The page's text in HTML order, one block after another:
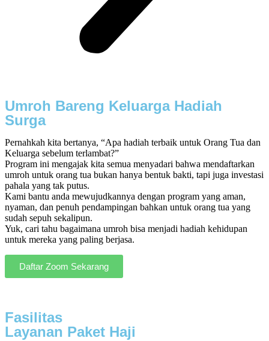
Umroh Bareng Keluarga Hadiah
Surga
Pernahkah kita bertanya, “Apa hadiah terbaik untuk Orang Tua dan
Keluarga sebelum terlambat?”
Program ini mengajak kita semua menyadari bahwa mendaftarkan
umroh untuk orang tua bukan hanya bentuk bakti, tapi juga investasi
pahala yang tak putus.
Kami bantu anda mewujudkannya dengan program yang aman,
nyaman, dan penuh pendampingan bahkan untuk orang tua yang
sudah sepuh sekalipun.
Yuk, cari tahu bagaimana umroh bisa menjadi hadiah kehidupan
untuk mereka yang paling berjasa.
Daftar Zoom Sekarang
Fasilitas
Layanan Paket Haji